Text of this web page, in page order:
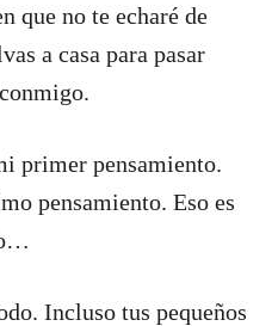
que no te echaré de
a casa para pasar
primer pensamiento.
pensamiento. Eso es
Incluso tus pequeños